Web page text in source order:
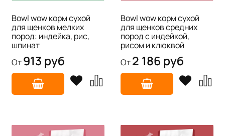
Bowl wow корм сухой
для щенков мелких
пород: индейка, рис,
шпинат
От913 руб
Bowl wow корм сухой
для щенков средних
пород с индейкой,
рисом и клюквой
От2 186 руб